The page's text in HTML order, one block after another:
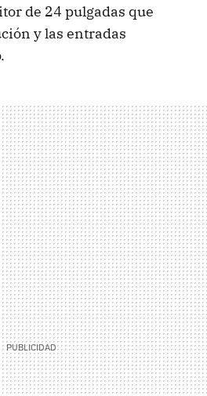
de 24 pulgadas que
y las entradas